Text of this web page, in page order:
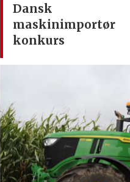
Dansk
maskinimportør
konkurs